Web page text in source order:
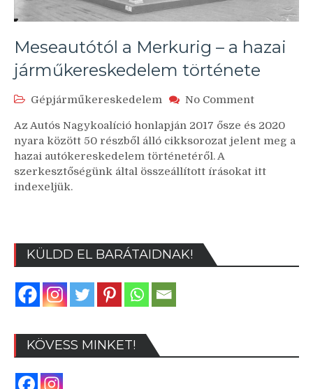
Meseautótól a Merkurig – a hazai
járműkereskedelem története
Gépjárműkereskedelem No Commenton
a
Merkurig
a
Az Autós Nagykoalíció honlapján 2017 ősze és 2020
nyara között 50 részből álló cikksorozat jelent meg a
hazai autókereskedelem történetéről. A
szerkesztőségünk által összeállított írásokat itt
indexeljük.
KÜLDD EL BARÁTAIDNAK!
KÖVESS MINKET!